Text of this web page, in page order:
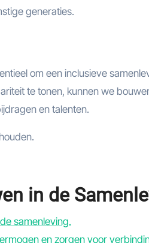
generaties.
om een inclusieve
te tonen, kunnen we
en talenten.
in de
samenleving.
en zorgen voor